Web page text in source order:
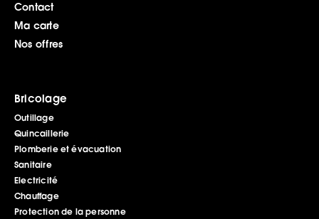
Contact
Ma carte
Nos offres
Bricolage
Outillage
Quincaillerie
Plomberie et évacuation
Sanitaire
Electricité
Chauffage
Protection de la personne